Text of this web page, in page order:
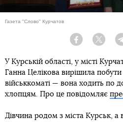
Газета "Слово" Курчатов
Facebook Twitter
У Курській області, у місті
Ганна Целікова вирішила
військкоматі — вона ходить по
хлопцям. Про це повідомляє
Дівчина родом з міста Курськ, а